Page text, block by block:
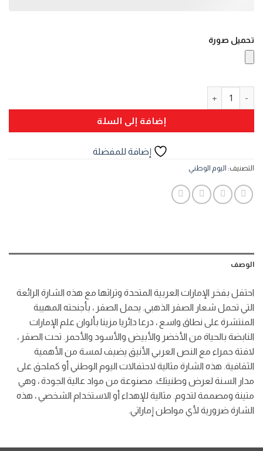
تحميل صورة
إضافة إلى السلة
إضافة للمفضلة
التصنيف: اليوم الوطني
الوصف
احتفل بفخر الإمارات العربية المتحدة وتراثها مع هذه الشارة الرائعة
التي تحمل شعار الصقر الذهبي. يحمل الصقر ، بأجنحته المهيبة
المنتشرة على نطاق واسع ، درعا دائريا مزينا بألوان علم الإمارات
النابضة بالحياة من الأخضر والأبيض والأسود والأحمر. تحت الصقر ،
لافتة حمراء مع النص العربي الأنيق يضيف لمسة من الأهمية
الثقافية. هذه الشارة مثالية لاحتفالات اليوم الوطني أو كملحق على
مدار السنة لعرض وطنيتك. مصنوعة من مواد عالية الجودة ، وهي
متينة ومصممة لتدوم. مثالية للإهداء أو الاستخدام الشخصي ، هذه
الشارة ضرورية لأي مواطن إماراتي.